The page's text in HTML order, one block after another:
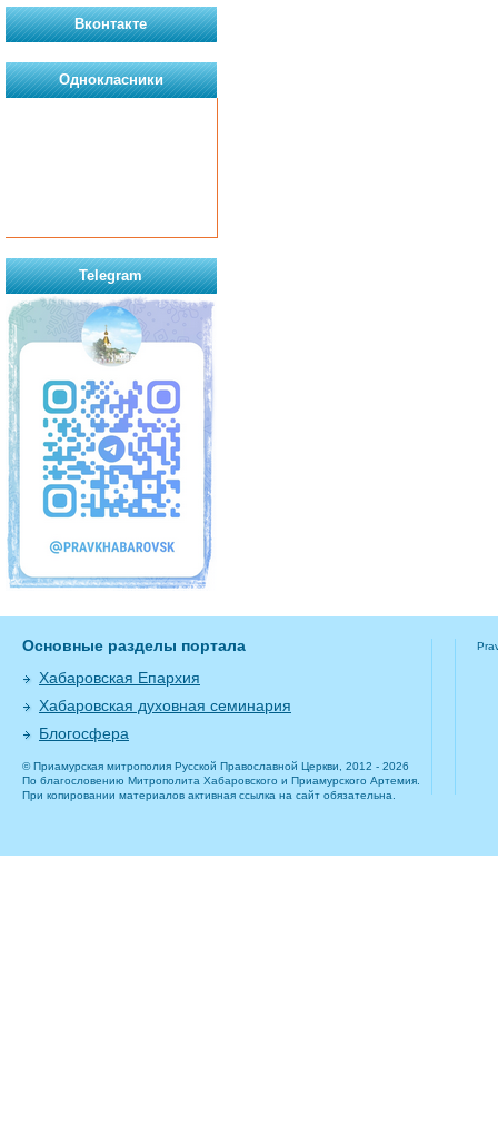
Вконтакте
Однокласники
Telegram
Основные разделы портала
Хабаровская Епархия
Хабаровская духовная семинария
Блогосфера
© Приамурская митрополия Русской Православной Церкви, 2012 - 2026
По благословению Митрополита Хабаровского и Приамурского Артемия.
При копировании материалов активная ссылка на сайт обязательна.